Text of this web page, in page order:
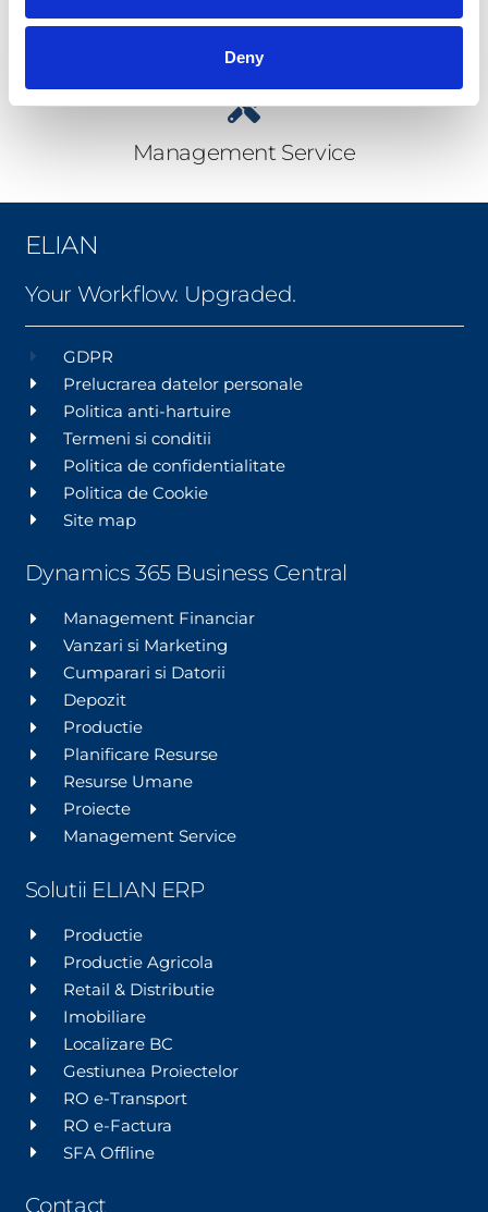
Deny
Management Service
ELIAN
Your Workflow. Upgraded.
GDPR
Prelucrarea datelor personale
Politica anti-hartuire
Termeni si conditii
Politica de confidentialitate
Politica de Cookie
Site map
Dynamics 365 Business Central
Management Financiar
Vanzari si Marketing
Cumparari si Datorii
Depozit
Productie
Planificare Resurse
Resurse Umane
Proiecte
Management Service
Solutii ELIAN ERP
Productie
Productie Agricola
Retail & Distributie
Imobiliare
Localizare BC
Gestiunea Proiectelor
RO e-Transport
RO e-Factura
SFA Offline
Contact